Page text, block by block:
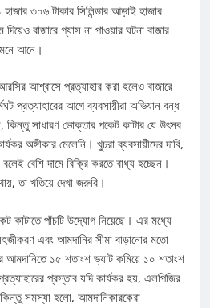
৩০৬ টাকার সিলিন্ডার আড়াই হাজার
দিয়েও বাজারে গ্যাস না পাওয়ার ঘটনা বাজার
আনে।
আশ্বাসে প্রত্যাহার করা হলেও বাজারে
প্রত্যাহারের আগে ব্যবসায়ীরা অভিযান বন্ধ
কিন্তু সাধারণ ভোক্তার পকেট কাটার যে উৎসব
অঙ্গীকার মেলেনি। খুচরা ব্যবসায়ীদের দাবি,
বলেই বেশি দামে বিক্রি করতে বাধ্য হচ্ছেন।
তা খতিয়ে দেখা জরুরি।
কাটাতে পাঁচটি উদ্যোগ নিয়েছে। এর মধ্যে
এবং আমদানির সীমা বাড়ানোর মতো
আমদানিতে ১৫ শতাংশ ভ্যাট কমিয়ে ১০ শতাংশ
প্রস্তাব যদি কার্যকর হয়, এলপিজির
সমস্যা হলো, আমদানিকারকেরা